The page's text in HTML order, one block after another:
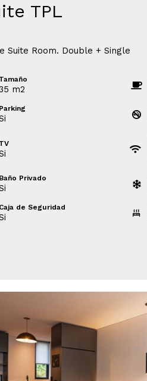
TPL
Suite Room. Double + Single
Tamaño
m2
Parking
TV
Baño Privado
Caja de Seguridad